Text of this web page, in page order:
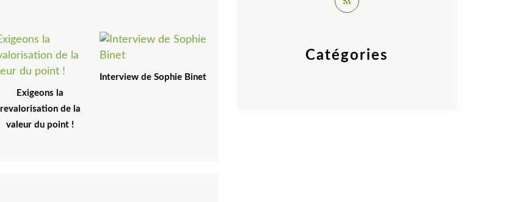
Exigeons la
revalorisation de la
valeur du point !
Interview de Sophie Binet
Catégories